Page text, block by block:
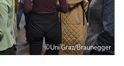
©Uni Graz/Braunegger